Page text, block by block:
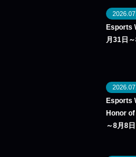
Esports
月31日～
Esports
Honor of
～8月8日